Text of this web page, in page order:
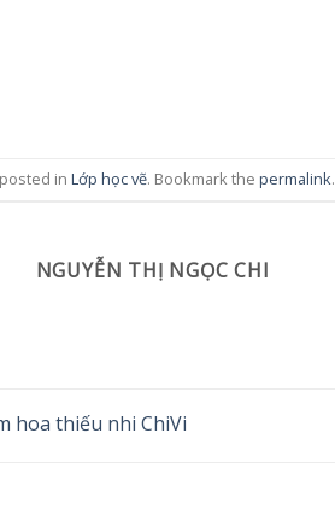
in Lớp học vẽ. Bookmark the permalink.
NGUYỄN THỊ NGỌC CHI
hoa thiếu nhi ChiVi